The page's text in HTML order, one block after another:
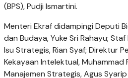
(BPS), Pudji Ismartini.
Menteri Ekraf didampingi Deputi
dan Budaya, Yuke Sri Rahayu;
Isu Strategis, Rian Syaf; Direktur
Kekayaan Intelektual, Muhammad
Manajemen Strategis, Agus